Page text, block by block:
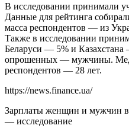
В исследовании принимали
Данные для рейтинга
масса респондентов — из
Также в исследовании
Беларуси — 5% и
опрошенных — мужчины.
респондентов — 28 лет.
https://news.finance.ua/
Зарплаты женщин и мужчин в
— исследование